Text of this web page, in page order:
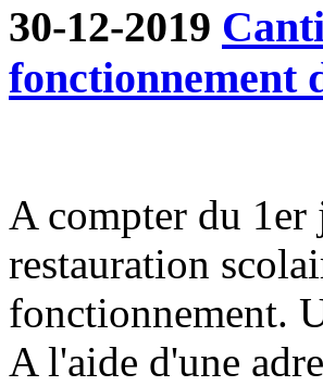
30-12-2019
fonctionnement
A compter du
restauration
fonctionnement.
A l'aide d'une